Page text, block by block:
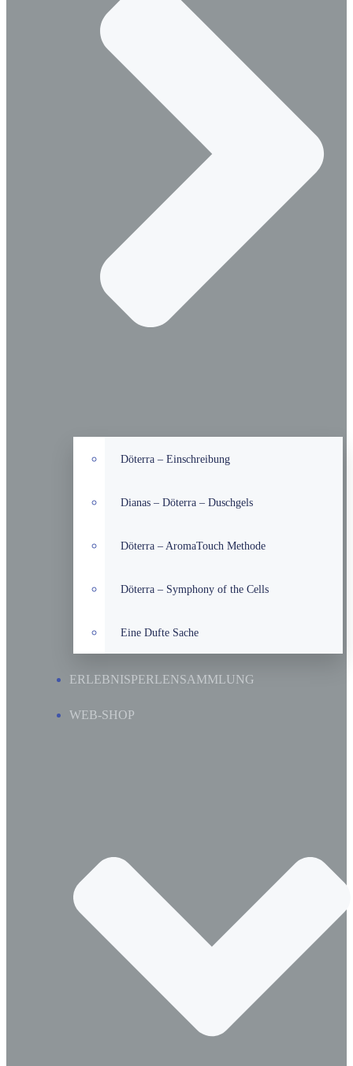
Döterra – Einschreibung
Dianas – Döterra – Duschgels
Döterra – AromaTouch Methode
Döterra – Symphony of the Cells
Eine Dufte Sache
ERLEBNISPERLENSAMMLUNG
WEB-SHOP